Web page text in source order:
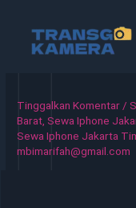
konten
Tinggalkan Komentar /
Barat Sewa Iphone
Sewa Iphone Jakarta
mbimarifah@gmail.com